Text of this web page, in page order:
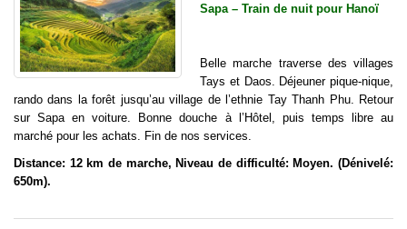
Sapa – Train de nuit pour Hanoï
Belle marche traverse des villages
Tays et Daos. Déjeuner pique-nique,
rando dans la forêt jusqu’au village de l’ethnie Tay Thanh Phu. Retour
sur Sapa en voiture. Bonne douche à l’Hôtel, puis temps libre au
marché pour les achats. Fin de nos services.
Distance: 12 km de marche, Niveau de difficulté: Moyen. (Dénivelé:
650m).